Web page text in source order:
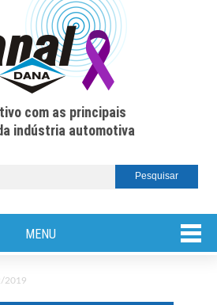
com as principais
indústria automotiva
MENU
2019